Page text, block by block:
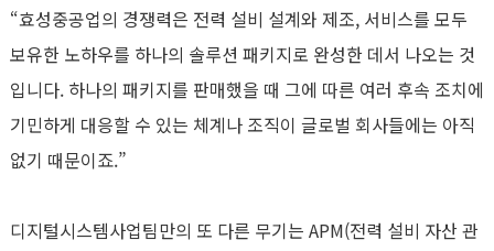
“효성중공업의 경쟁력은 전력 설비 설계와 제조, 서비스를 모두
보유한 노하우를 하나의 솔루션 패키지로 완성한 데서 나오는 것
입니다. 하나의 패키지를 판매했을 때 그에 따른 여러 후속 조치에
기민하게 대응할 수 있는 체계나 조직이 글로벌 회사들에는 아직
없기 때문이죠.”
디지털시스템사업팀만의 또 다른 무기는 APM(전력 설비 자산 관